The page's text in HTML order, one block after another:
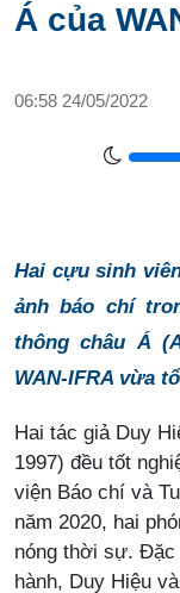
Á của
06:58 24/05/2022
Hai cựu sinh
ảnh báo chí
thông châu Á
WAN-IFRA vừa
Hai tác giả Duy
1997) đều tốt
viện Báo chí và
năm 2020, hai
nóng thời sự. Đặc
hành, Duy Hiệu